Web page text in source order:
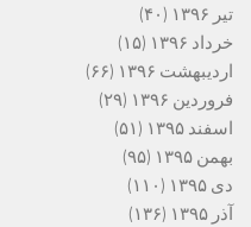
تیر ۱۳۹۶
(۴۰)
خرداد ۱۳۹۶
(۱۵)
اردیبهشت ۱۳۹۶
(۶۶)
فروردین ۱۳۹۶
(۲۹)
اسفند ۱۳۹۵
(۵۱)
بهمن ۱۳۹۵
(۹۵)
دی ۱۳۹۵
(۱۱۰)
آذر ۱۳۹۵
(۱۳۶)